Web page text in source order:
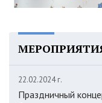
22.02.2024 г.
Праздничный